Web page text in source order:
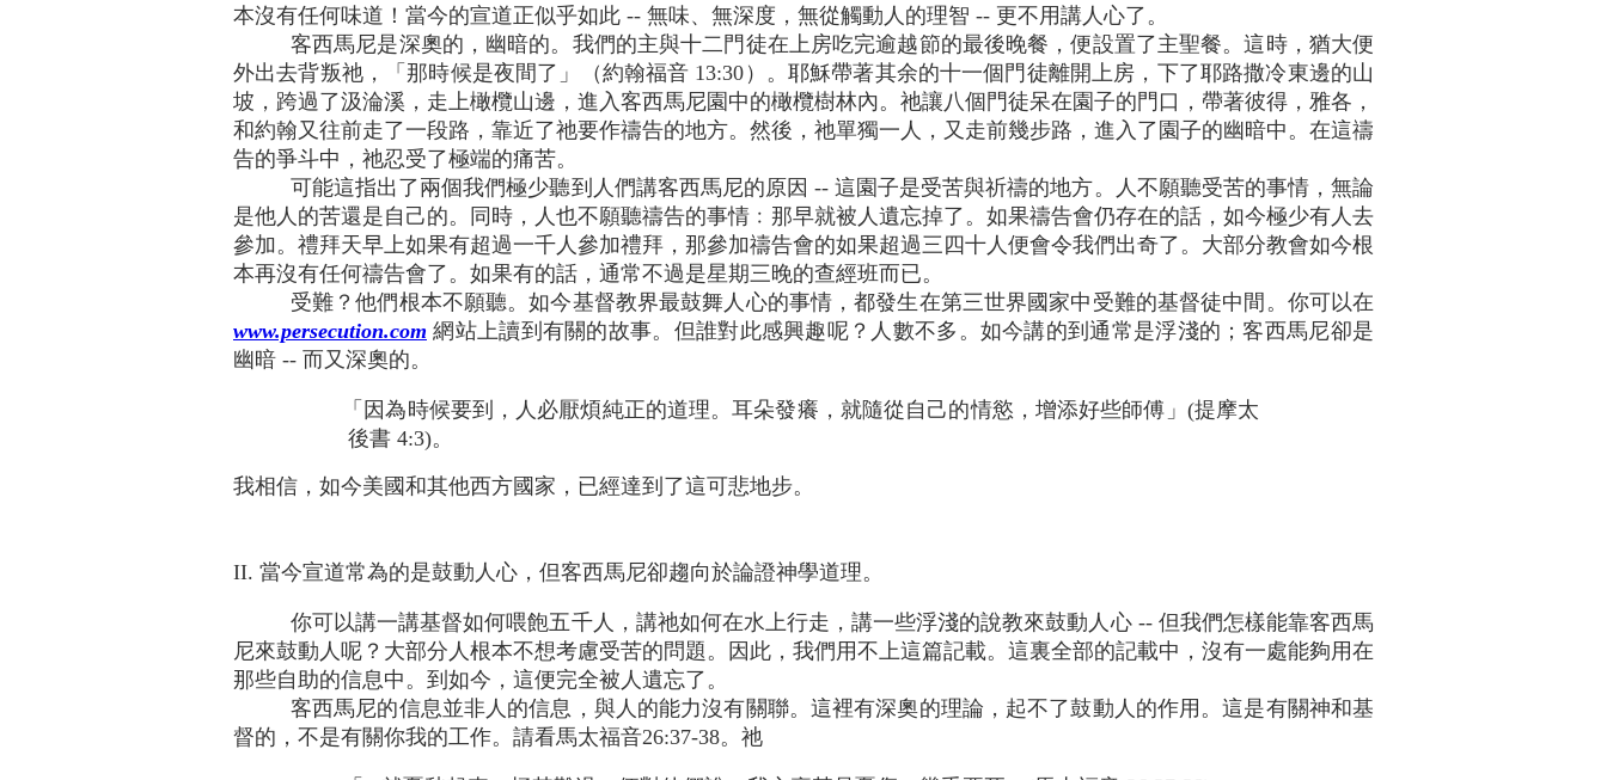
本沒有任何味道！當今的宣道正似乎如此 -- 無味、無深度，無從觸動人的理智 -- 更不用講人心了。
客西馬尼是深奧的，幽暗的。我們的主與十二門徒在上房吃完逾越節的最後晚餐，便設置了主聖餐。這時，猶大便
外出去背叛祂，「那時候是夜間了」（約翰福音 13:30）。耶穌帶著其余的十一個門徒離開上房，下了耶路撒冷東邊的山
坡，跨過了汲淪溪，走上橄欖山邊，進入客西馬尼園中的橄欖樹林內。祂讓八個門徒呆在園子的門口，帶著彼得，雅各，
和約翰又往前走了一段路，靠近了祂要作禱告的地方。然後，祂單獨一人，又走前幾步路，進入了園子的幽暗中。在這禱
告的爭斗中，祂忍受了極端的痛苦。
可能這指出了兩個我們極少聽到人們講客西馬尼的原因 -- 這園子是受苦與祈禱的地方。人不願聽受苦的事情，無論
是他人的苦還是自己的。同時，人也不願聽禱告的事情﹕那早就被人遺忘掉了。如果禱告會仍存在的話，如今極少有人去
參加。禮拜天早上如果有超過一千人參加禮拜，那參加禱告會的如果超過三四十人便會令我們出奇了。大部分教會如今根
本再沒有任何禱告會了。如果有的話，通常不過是星期三晚的查經班而已。
受難？他們根本不願聽。如今基督教界最鼓舞人心的事情，都發生在第三世界國家中受難的基督徒中間。你可以在
www.persecution.com 網站上讀到有關的故事。但誰對此感興趣呢？人數不多。如今講的到通常是浮淺的；客西馬尼卻是
幽暗 -- 而又深奧的。
「因為時候要到，人必厭煩純正的道理。耳朵發癢，就隨從自己的情慾，增添好些師傅」(提摩太
後書 4:3)。
我相信，如今美國和其他西方國家，已經達到了這可悲地步。
II. 當今宣道常為的是鼓動人心，但客西馬尼卻趨向於論證神學道理。
你可以講一講基督如何喂飽五千人，講祂如何在水上行走，講一些浮淺的說教來鼓動人心 -- 但我們怎樣能靠客西馬
尼來鼓動人呢？大部分人根本不想考慮受苦的問題。因此，我們用不上這篇記載。這裏全部的記載中，沒有一處能夠用在
那些自助的信息中。到如今，這便完全被人遺忘了。
客西馬尼的信息並非人的信息，與人的能力沒有關聯。這裡有深奧的理論，起不了鼓動人的作用。這是有關神和基
督的，不是有關你我的工作。請看馬太福音26:37-38。祂